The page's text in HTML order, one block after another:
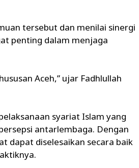
tersebut dan menilai sinergi
penting dalam menjaga
Aceh,” ujar Fadhlullah
syariat Islam yang
antarlembaga. Dengan
dapat diselesaikan secara baik